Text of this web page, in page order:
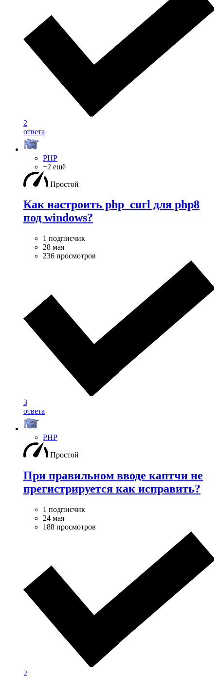
2
ответа
PHP
+2 ещё
Простой
Как настроить php_curl для php8
под windows?
1 подписчик
28 мая
236 просмотров
3
ответа
PHP
Простой
При правильном вводе каптчи не
прегистрируется как исправить?
1 подписчик
24 мая
188 просмотров
2